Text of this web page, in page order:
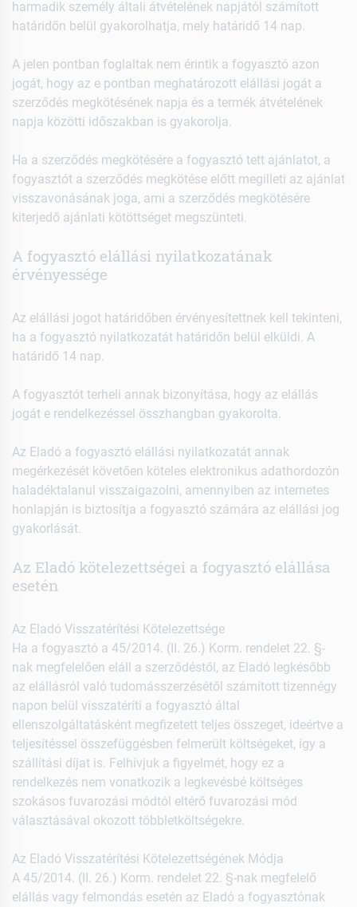
harmadik személy általi átvételének napjától számított
határidőn belül gyakorolhatja, mely határidő 14 nap.
A jelen pontban foglaltak nem érintik a fogyasztó azon
jogát, hogy az e pontban meghatározott elállási jogát a
szerződés megkötésének napja és a termék átvételének
napja közötti időszakban is gyakorolja.
Ha a szerződés megkötésére a fogyasztó tett ajánlatot, a
fogyasztót a szerződés megkötése előtt megilleti az ajánlat
visszavonásának joga, ami a szerződés megkötésére
kiterjedő ajánlati kötöttséget megszünteti.
A fogyasztó elállási nyilatkozatának
érvényessége
Az elállási jogot határidőben érvényesítettnek kell tekinteni,
ha a fogyasztó nyilatkozatát határidőn belül elküldi. A
határidő 14 nap.
A fogyasztót terheli annak bizonyítása, hogy az elállás
jogát e rendelkezéssel összhangban gyakorolta.
Az Eladó a fogyasztó elállási nyilatkozatát annak
megérkezését követően köteles elektronikus adathordozón
haladéktalanul visszaigazolni, amennyiben az internetes
honlapján is biztosítja a fogyasztó számára az elállási jog
gyakorlását.
Az Eladó kötelezettségei a fogyasztó elállása
esetén
Az Eladó Visszatérítési Kötelezettsége
Ha a fogyasztó a 45/2014. (II. 26.) Korm. rendelet 22. §-
nak megfelelően eláll a szerződéstől, az Eladó legkésőbb
az elállásról való tudomásszerzésétől számított tizennégy
napon belül visszatéríti a fogyasztó által
ellenszolgáltatásként megfizetett teljes összeget, ideértve a
teljesítéssel összefüggésben felmerült költségeket, így a
szállítási díjat is. Felhívjuk a figyelmét, hogy ez a
rendelkezés nem vonatkozik a legkevésbé költséges
szokásos fuvarozási módtól eltérő fuvarozási mód
választásával okozott többletköltségekre.
Az Eladó Visszatérítési Kötelezettségének Módja
A 45/2014. (II. 26.) Korm. rendelet 22. §-nak megfelelő
elállás vagy felmondás esetén az Eladó a fogyasztónak